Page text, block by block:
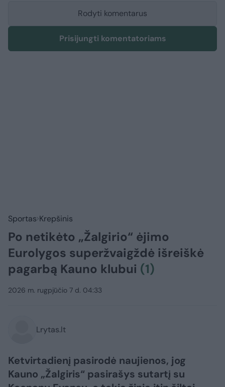
Rodyti komentarus
Prisijungti komentatoriams
Sportas Krepšinis
Po netikėto „Žalgirio“ ėjimo
Eurolygos superžvaigždė išreiškė
pagarbą Kauno klubui (1)
2026 m. rugpjūčio 7 d. 04:33
Lrytas.lt
Ketvirtadienį pasirodė naujienos, jog
Kauno „Žalgiris“ pasirašys sutartį su